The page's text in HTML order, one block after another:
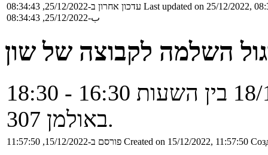
עדכון אחרון ב-25/12/2022, 08:34:43 Last updated on 25/12/2022,
ب-25/12/2022, 08:34:43
השלמה לקבוצה של שון
התרגול יתקיים ביום א' 18/12/22 בין השעות 16:30 - 18:30
באולמן 307.
פורסם ב-15/12/2022, 11:57:50 Created on 15/12/2022, 11:57:50